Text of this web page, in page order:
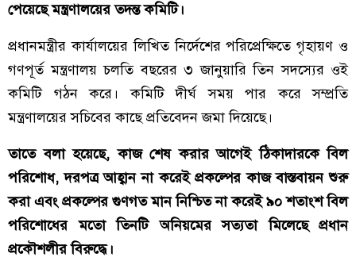
পেয়েছে মন্ত্রণালয়ের তদন্ত কমিটি।
প্রধানমন্ত্রীর কার্যালয়ের লিখিত নির্দেশের পরিপ্রেক্ষিতে গৃহায়ণ ও
গণপূর্ত মন্ত্রণালয় চলতি বছরের ৩ জানুয়ারি তিন সদস্যের ওই
কমিটি গঠন করে। কমিটি দীর্ঘ সময় পার করে সম্প্রতি
মন্ত্রণালয়ের সচিবের কাছে প্রতিবেদন জমা দিয়েছে।
তাতে বলা হয়েছে, কাজ শেষ করার আগেই ঠিকাদারকে বিল
পরিশোধ, দরপত্র আহ্বান না করেই প্রকল্পের কাজ বাস্তবায়ন শুরু
করা এবং প্রকল্পের গুণগত মান নিশ্চিত না করেই ৯০ শতাংশ বিল
পরিশোধের মতো তিনটি অনিয়মের সত্যতা মিলেছে প্রধান
প্রকৌশলীর বিরুদ্ধে।